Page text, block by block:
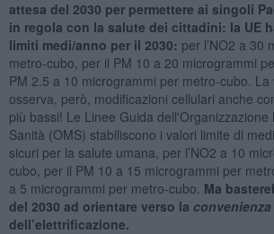
attesa del 2030 per permettere ai singoli
in regola con la salute dei cittadini: la UE
limiti medi/anno per il 2030: per l’NO2 a 30
metro-cubo, per il PM 10 a 20 microgrammi
PM 2.5 a 10 microgrammi per metro-cubo. La
osserva, però, modificazioni cellulari anche
più bassi! Le Linee Guida dell'Organizzazione
Sanità (OMS) stabiliscono i valori limite di
sicuri per la salute umana, per l’NO2 a 10
cubo, per il PM 10 a 15 microgrammi per
a 5 microgrammi per metro-cubo. Ma
del 2030 ad orientare verso la convenienza
dell’elettrificazione.